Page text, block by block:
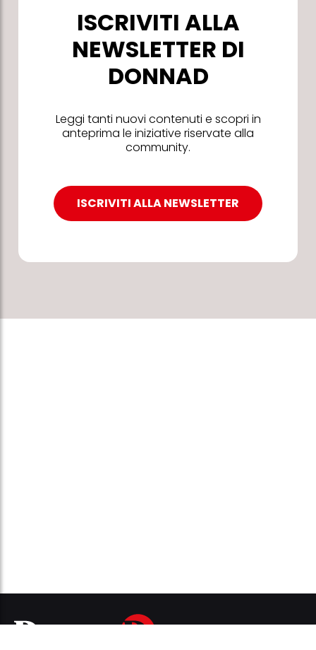
ISCRIVITI ALLA
NEWSLETTER DI
DONNAD
Leggi tanti nuovi contenuti e scopri in
anteprima le iniziative riservate alla
community.
ISCRIVITI ALLA NEWSLETTER